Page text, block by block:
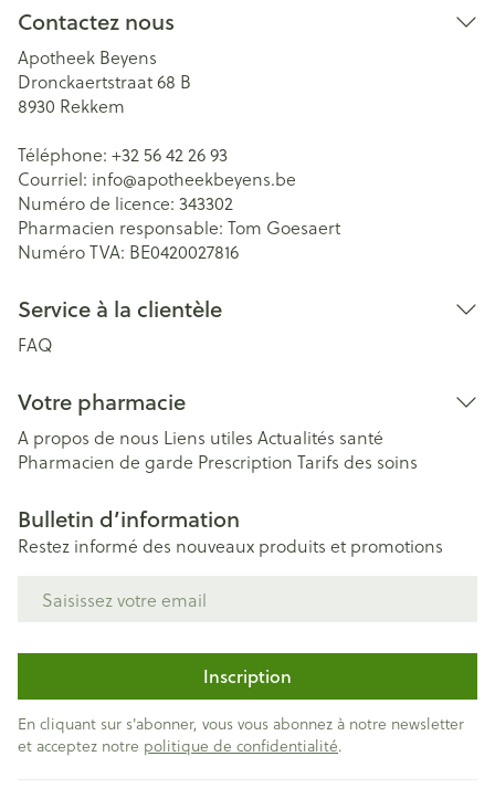
Contactez nous
Apotheek Beyens
Dronckaertstraat 68 B
8930 Rekkem
Téléphone: +32 56 42 26 93
Courriel: info@apotheekbeyens.be
Numéro de licence: 343302
Pharmacien responsable: Tom Goesaert
Numéro TVA: BE0420027816
Service à la clientèle
FAQ
Votre pharmacie
A propos de nous Liens utiles Actualités santé
Pharmacien de garde Prescription Tarifs des soins
Bulletin d’information
Restez informé des nouveaux produits et promotions
Inscription
En cliquant sur s'abonner, vous vous abonnez à notre newsletter
et acceptez notre politique de confidentialité.